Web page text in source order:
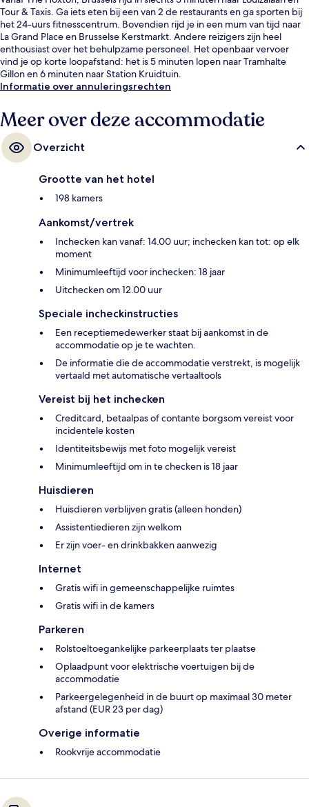
Tour & Taxis. Ga iets eten bij een van 2 de restaurants en ga sporten bij
het 24-uurs fitnesscentrum. Bovendien rijd je in een mum van tijd naar
La Grand Place en Brusselse Kerstmarkt. Andere reizigers zijn heel
enthousiast over het behulpzame personeel. Het openbaar vervoer
vind je op korte loopafstand: het is 5 minuten lopen naar Tramhalte
Gillon en 6 minuten naar Station Kruidtuin.
Informatie over annuleringsrechten
Meer over deze accommodatie
Overzicht
Grootte van het hotel
198 kamers
Aankomst/vertrek
Inchecken kan vanaf: 14.00 uur; inchecken kan tot: op elk
moment
Minimumleeftijd voor inchecken: 18 jaar
Uitchecken om 12.00 uur
Speciale incheckinstructies
Een receptiemedewerker staat bij aankomst in de
accommodatie op je te wachten.
De informatie die de accommodatie verstrekt, is mogelijk
vertaald met automatische vertaaltools
Vereist bij het inchecken
Creditcard, betaalpas of contante borgsom vereist voor
incidentele kosten
Identiteitsbewijs met foto mogelijk vereist
Minimumleeftijd om in te checken is 18 jaar
Huisdieren
Huisdieren verblijven gratis (alleen honden)
Assistentiedieren zijn welkom
Er zijn voer- en drinkbakken aanwezig
Internet
Gratis wifi in gemeenschappelijke ruimtes
Gratis wifi in de kamers
Parkeren
Rolstoeltoegankelijke parkeerplaats ter plaatse
Oplaadpunt voor elektrische voertuigen bij de
accommodatie
Parkeergelegenheid in de buurt op maximaal 30 meter
afstand (EUR 23 per dag)
Overige informatie
Rookvrije accommodatie